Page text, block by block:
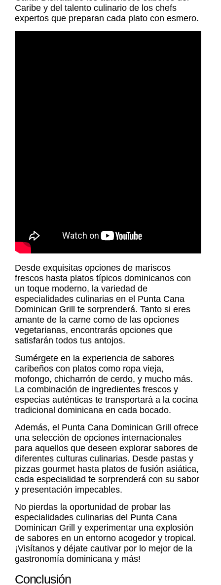
Caribe y del talento culinario de los chefs
expertos que preparan cada plato con esmero.
Desde exquisitas opciones de mariscos
frescos hasta platos típicos dominicanos con
un toque moderno, la variedad de
especialidades culinarias en el Punta Cana
Dominican Grill te sorprenderá. Tanto si eres
amante de la carne como de las opciones
vegetarianas, encontrarás opciones que
satisfarán todos tus antojos.
Sumérgete en la experiencia de sabores
caribeños con platos como ropa vieja,
mofongo, chicharrón de cerdo, y mucho más.
La combinación de ingredientes frescos y
especias auténticas te transportará a la cocina
tradicional dominicana en cada bocado.
Además, el Punta Cana Dominican Grill ofrece
una selección de opciones internacionales
para aquellos que deseen explorar sabores de
diferentes culturas culinarias. Desde pastas y
pizzas gourmet hasta platos de fusión asiática,
cada especialidad te sorprenderá con su sabor
y presentación impecables.
No pierdas la oportunidad de probar las
especialidades culinarias del Punta Cana
Dominican Grill y experimentar una explosión
de sabores en un entorno acogedor y tropical.
¡Visítanos y déjate cautivar por lo mejor de la
gastronomía dominicana y más!
Conclusión